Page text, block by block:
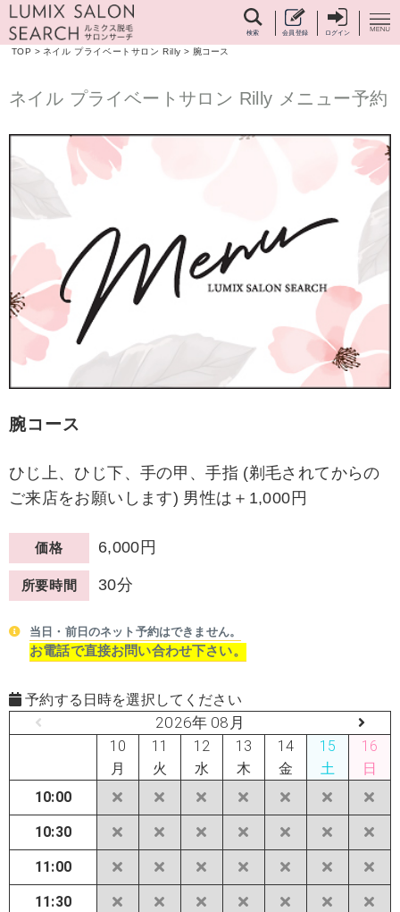
検索 会員登録 ログイン
TOP > ネイル プライベートサロン Rilly > 腕コース
ネイル プライベートサロン Rilly メニュー予約
腕コース
ひじ上、ひじ下、手の甲、手指 (剃毛されてからの
ご来店をお願いします) 男性は＋1,000円
価格 6,000円
所要時間 30分
当日・前日のネット予約はできません。
お電話で直接お問い合わせ下さい。
予約する日時を選択してください
2026年 08月
10
月
11
火
12
水
13
木
14
金
15
土
16
日
10:00
10:30
11:00
11:30